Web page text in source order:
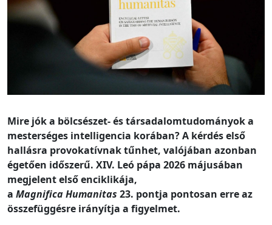
Mire jók a bölcsészet- és társadalomtudományok a
mesterséges intelligencia korában? A kérdés első
hallásra provokatívnak tűnhet, valójában azonban
égetően időszerű. XIV. Leó pápa 2026 májusában
megjelent első enciklikája,
a Magnifica Humanitas 23. pontja pontosan erre az
összefüggésre irányítja a figyelmet.